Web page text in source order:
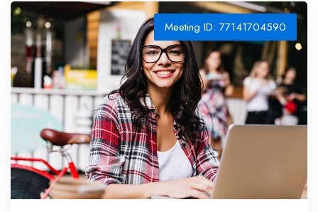
Meeting ID: 77141704590